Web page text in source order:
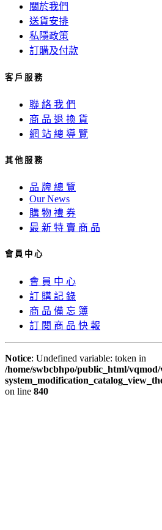
關於我們
送貨安排
私隱政策
訂購及付款
客 戶 服 務
聯 絡 我 們
商 品 退 換 貨
網 站 總 導 覽
其 他 服 務
品 牌 總 覽
Our News
購 物 禮 券
最 新 特 賣 商 品
會 員 中 心
會 員 中 心
訂 購 記 錄
商 品 備 忘 簿
訂 閱 商 品 快 報
Notice: Undefined variable: token in
/home/swbcbhpo/public_html/vqmod/
on line 840